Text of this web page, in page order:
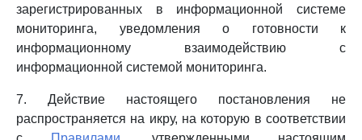
зарегистрированных в информационной системе
мониторинга, уведомления о готовности к
информационному взаимодействию с
информационной системой мониторинга.
7. Действие настоящего постановления не
распространяется на икру, на которую в соответствии